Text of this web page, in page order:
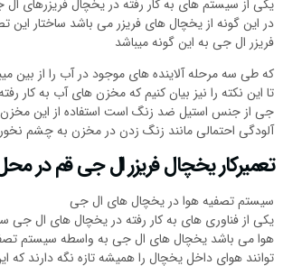
یکی از سیستم های به کار رفته در یخچال فریزرهای
در این گونه از یخچال های فریزر می باشد ساختار این
فریزر ال جی به این گونه میباشد
که طی سه مرحله آلاینده های موجود در آب را از بین
تا این نکته را نیز بیان کنیم که مخزن های آب به کار
جی از جنس استیل ضد زنگ است استفاده از این
آلودگی احتمالی مانند زنگ زدن در مخزن به چشم
تعمیرکار یخچال فریزر ال جی قم در
سیستم تصفیه هوا در یخچال های ال جی
یکی از فناوری های به کار رفته در یخچال های ال جی
هوا می باشد یخچال های ال جی به واسطه سیستم
توانند هوای داخل یخچال را همیشه تازه نگه دارند که